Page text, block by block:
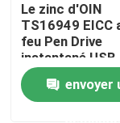
nouvelles
L'aluminium
Le zinc d'OIN
TS16949 EICC
feu Pen Drive
instantané USB
de moulage
sous pression
envoyer